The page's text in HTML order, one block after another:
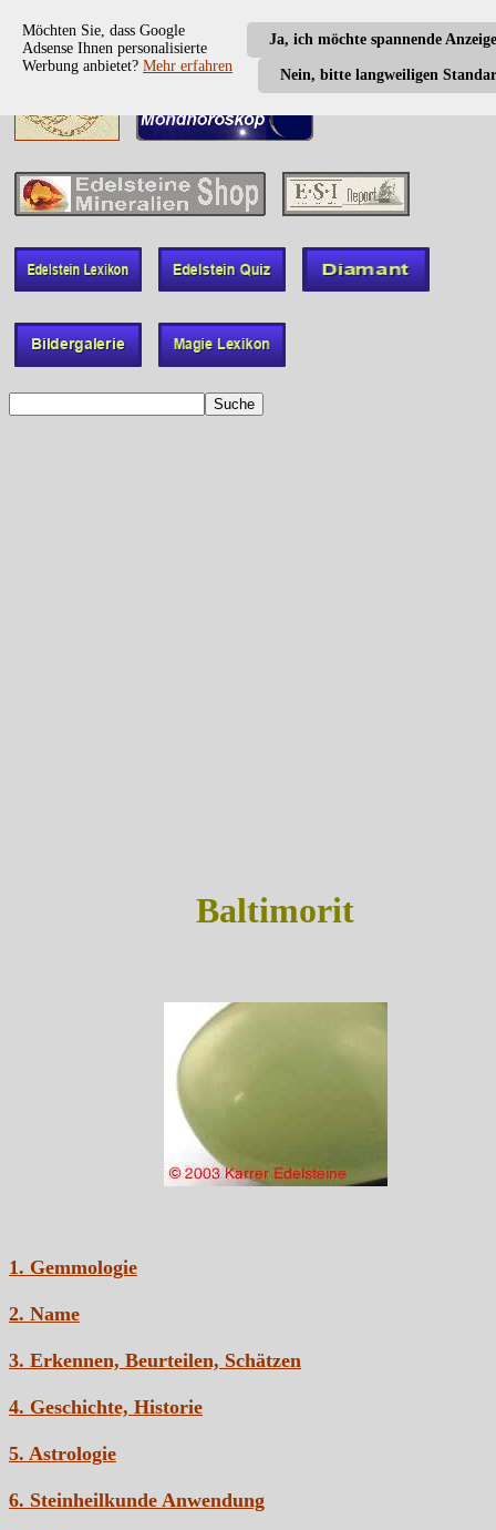
Ja, ich möchte spannende
Nein, bitte langweiligen
Möchten Sie, dass Google
Adsense Ihnen personalisierte
Werbung anbietet? Mehr erfahren
Baltimorit
1. Gemmologie
2. Name
3. Erkennen, Beurteilen, Schätzen
4. Geschichte, Historie
5. Astrologie
6. Steinheilkunde Anwendung